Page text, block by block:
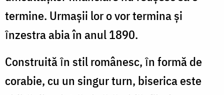
termine. Urmaşii lor o vor termina şi
ȋnzestra abia în anul 1890.
Construită ȋn stil românesc, ȋn formă de
corabie, cu un singur turn, biserica este